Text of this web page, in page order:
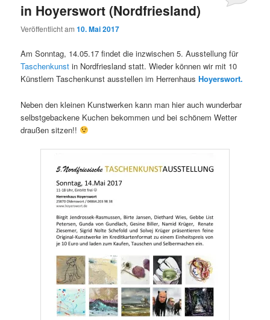
in Hoyerswort (Nordfriesland)
Veröffentlicht am10. Mai 2017
Am Sonntag, 14.05.17 findet die inzwischen 5. Ausstellung für
Taschenkunst in Nordfriesland statt. Wieder können wir mit 10
Künstlern Taschenkunst ausstellen im HerrenhausHoyerswort.
Neben den kleinen Kunstwerken kann man hier auch wunderbar
selbstgebackene Kuchen bekommen und bei schönem Wetter
draußen sitzen!!